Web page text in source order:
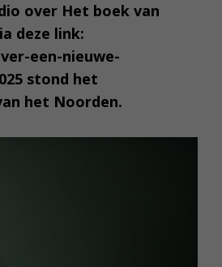
over Het boek van
deze link:
een-nieuwe-
stond het
het Noorden.